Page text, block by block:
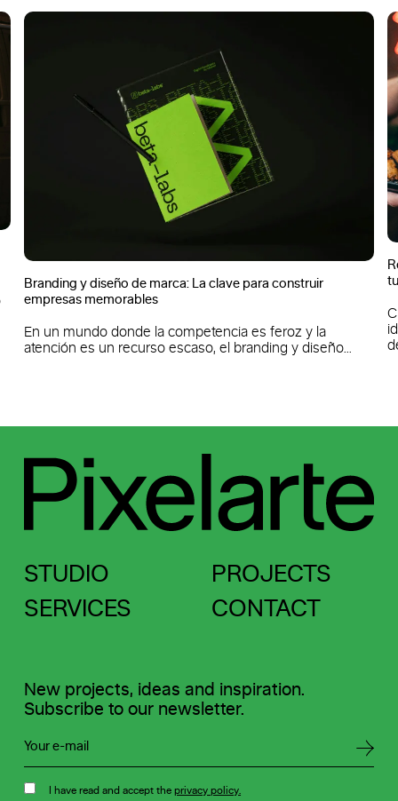
Branding y diseño de marca: La clave para construir
empresas memorables
En un mundo donde la competencia es feroz y la
atención es un recurso escaso, el branding y diseño...
STUDIO
PROJECTS
SERVICES
CONTACT
New projects, ideas and inspiration.
Subscribe to our newsletter.
I have read and accept theprivacy policy.